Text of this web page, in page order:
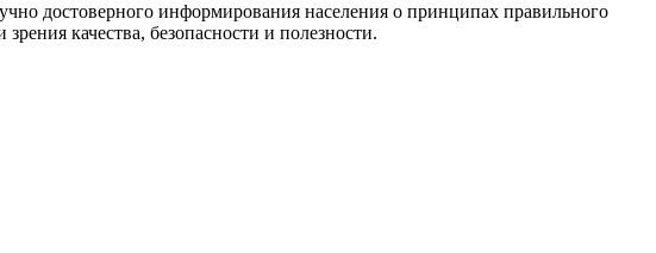
достоверного информирования населения о принципах правильного
качества, безопасности и полезности.